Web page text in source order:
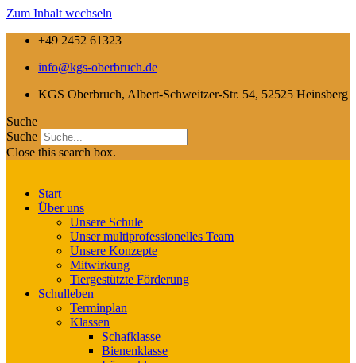
Zum Inhalt wechseln
+49 2452 61323
info@kgs-oberbruch.de
KGS Oberbruch, Albert-Schweitzer-Str. 54, 52525 Heinsberg
Suche
Suche
Close this search box.
Start
Über uns
Unsere Schule
Unser multiprofessionelles Team
Unsere Konzepte
Mitwirkung
Tiergestützte Förderung
Schulleben
Terminplan
Klassen
Schafklasse
Bienenklasse